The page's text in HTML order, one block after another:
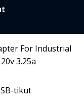
tikut